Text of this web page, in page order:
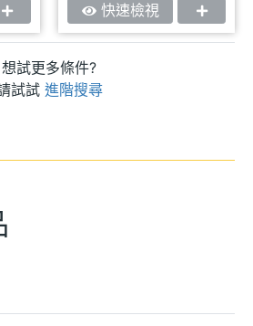
快速檢視
想試更多條件?
試試 進階搜尋